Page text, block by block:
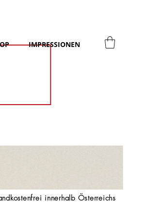
IMPRESSIONEN
innerhalb Österreichs